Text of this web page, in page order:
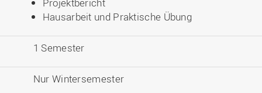
Projektbericht
Hausarbeit und Praktische Übung
1 Semester
Nur Wintersemester